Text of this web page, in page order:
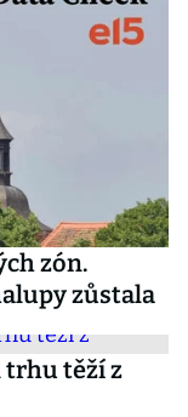
zón.
zůstala
trhu těží z